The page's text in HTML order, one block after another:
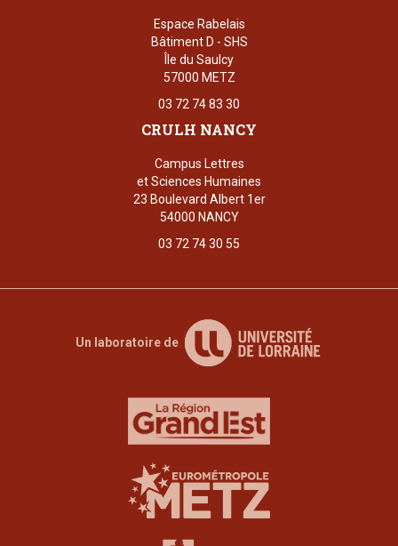
Espace Rabelais
Bâtiment D - SHS
Île du Saulcy
57000 METZ
03 72 74 83 30
CRULH NANCY
Campus Lettres
et Sciences Humaines
23 Boulevard Albert 1er
54000 NANCY
03 72 74 30 55
Un laboratoire de